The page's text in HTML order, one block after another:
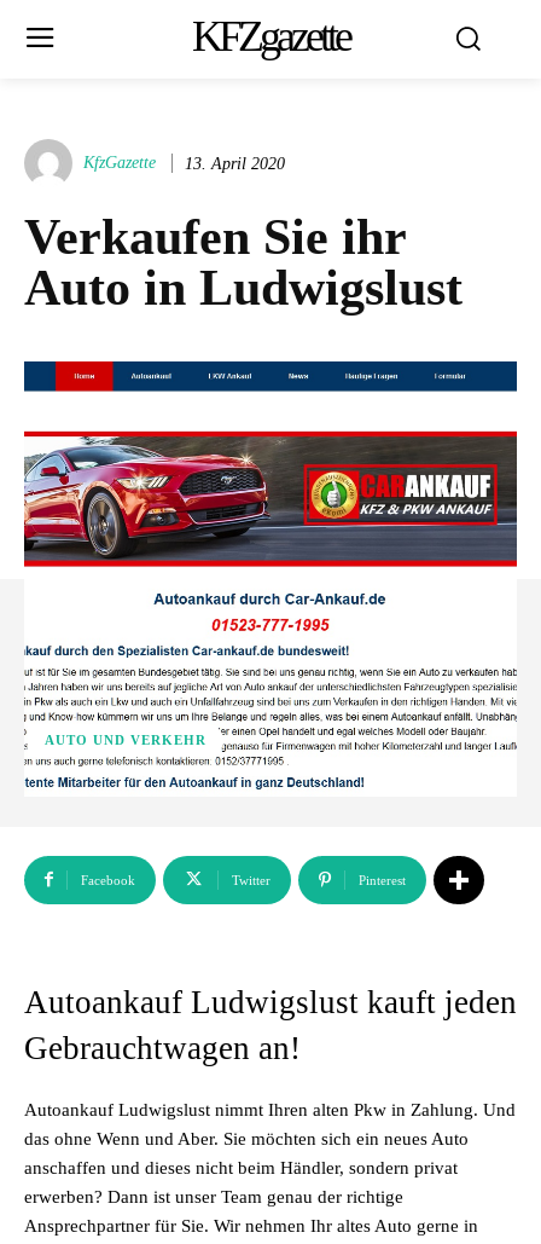
KFZgazette
KfzGazette 13. April 2020
Verkaufen Sie ihr
Auto in Ludwigslust
AUTO UND VERKEHR
Facebook Twitter Pinterest
Autoankauf Ludwigslust kauft jeden
Gebrauchtwagen an!
Autoankauf Ludwigslust nimmt Ihren alten Pkw in Zahlung. Und
das ohne Wenn und Aber. Sie möchten sich ein neues Auto
anschaffen und dieses nicht beim Händler, sondern privat
erwerben? Dann ist unser Team genau der richtige
Ansprechpartner für Sie. Wir nehmen Ihr altes Auto gerne in